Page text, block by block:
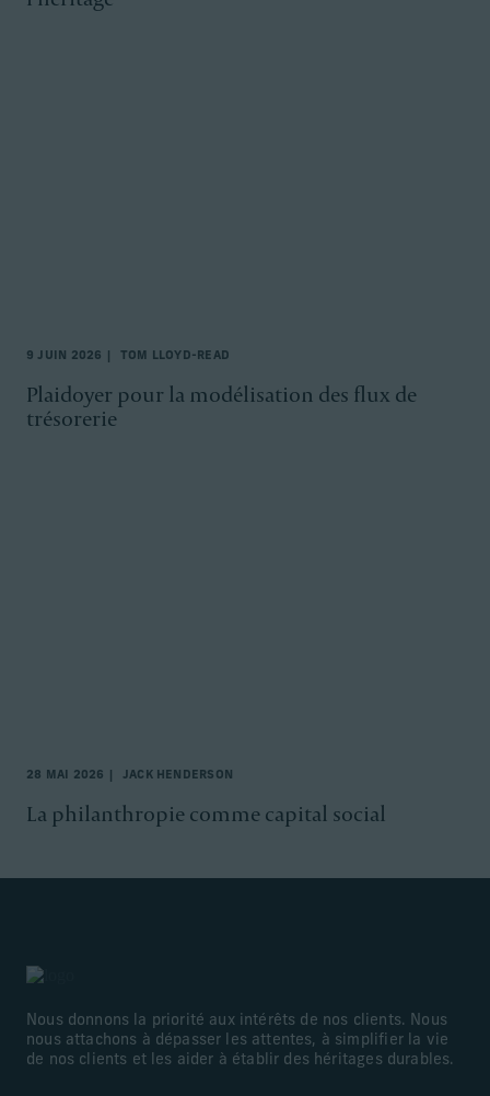
9 JUIN 2026 TOM LLOYD-READ
Plaidoyer pour la modélisation des flux de
trésorerie
28 MAI 2026 JACK HENDERSON
La philanthropie comme capital social
Nous donnons la priorité aux intérêts de nos clients. Nous
nous attachons à dépasser les attentes, à simplifier la vie
de nos clients et les aider à établir des héritages durables.